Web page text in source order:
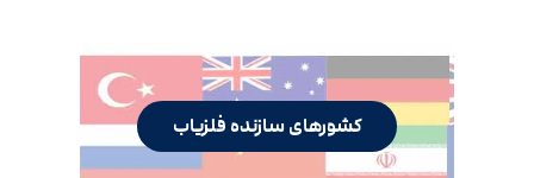
کشورهای سازنده فلزیاب